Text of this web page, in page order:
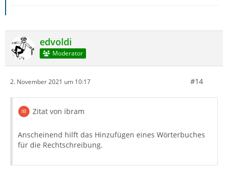
edvoldi
Moderator
2. November 2021 um 10:17 #14
Zitat von ibram
Anscheinend hilft das Hinzufügen eines Wörterbuches
für die Rechtschreibung.